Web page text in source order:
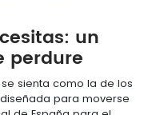
un
perdure
sienta como la de los
para moverse